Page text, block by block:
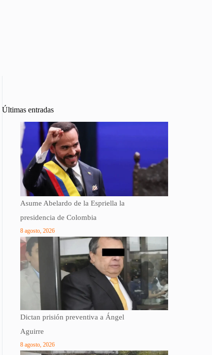
Últimas entradas
Asume Abelardo de la Espriella la
presidencia de Colombia
8 agosto, 2026
Dictan prisión preventiva a Ángel
Aguirre
8 agosto, 2026